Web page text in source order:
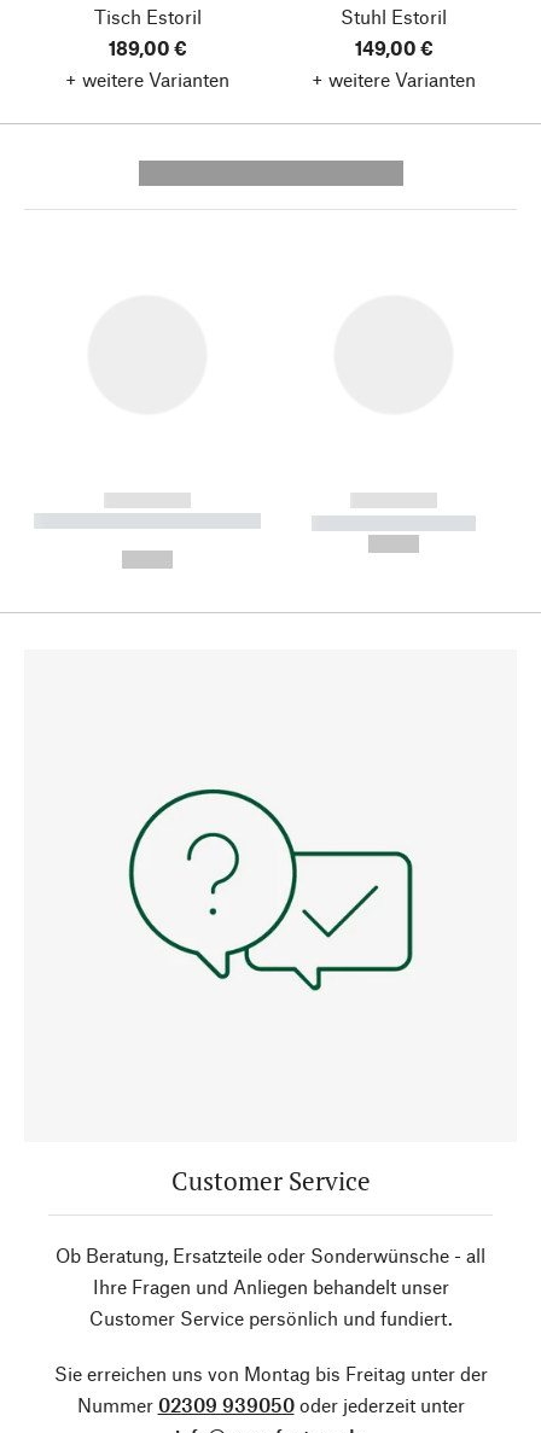
Tisch Estoril
189,00 €
+ weitere Varianten
Stuhl Estoril
149,00 €
+ weitere Varianten
------------
----------- ----------- --------
------------
----------- -----------
Customer Service
Ob Beratung, Ersatzteile oder Sonderwünsche - all
Ihre Fragen und Anliegen behandelt unser
Customer Service persönlich und fundiert.
Sie erreichen uns von Montag bis Freitag unter der
Nummer 02309 939050oder jederzeit unter